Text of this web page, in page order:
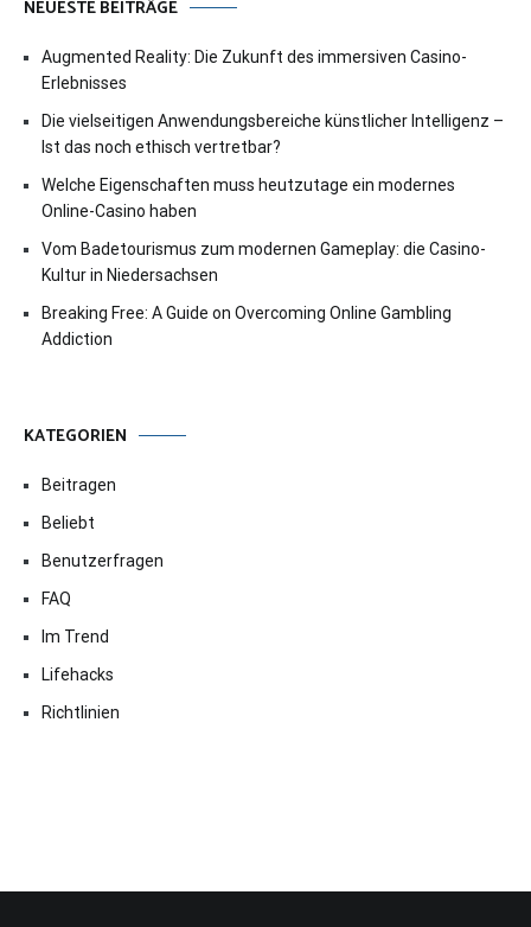
NEUESTE BEITRÄGE
Augmented Reality: Die Zukunft des immersiven Casino-
Erlebnisses
Die vielseitigen Anwendungsbereiche künstlicher Intelligenz –
Ist das noch ethisch vertretbar?
Welche Eigenschaften muss heutzutage ein modernes
Online-Casino haben
Vom Badetourismus zum modernen Gameplay: die Casino-
Kultur in Niedersachsen
Breaking Free: A Guide on Overcoming Online Gambling
Addiction
KATEGORIEN
Beitragen
Beliebt
Benutzerfragen
FAQ
Im Trend
Lifehacks
Richtlinien